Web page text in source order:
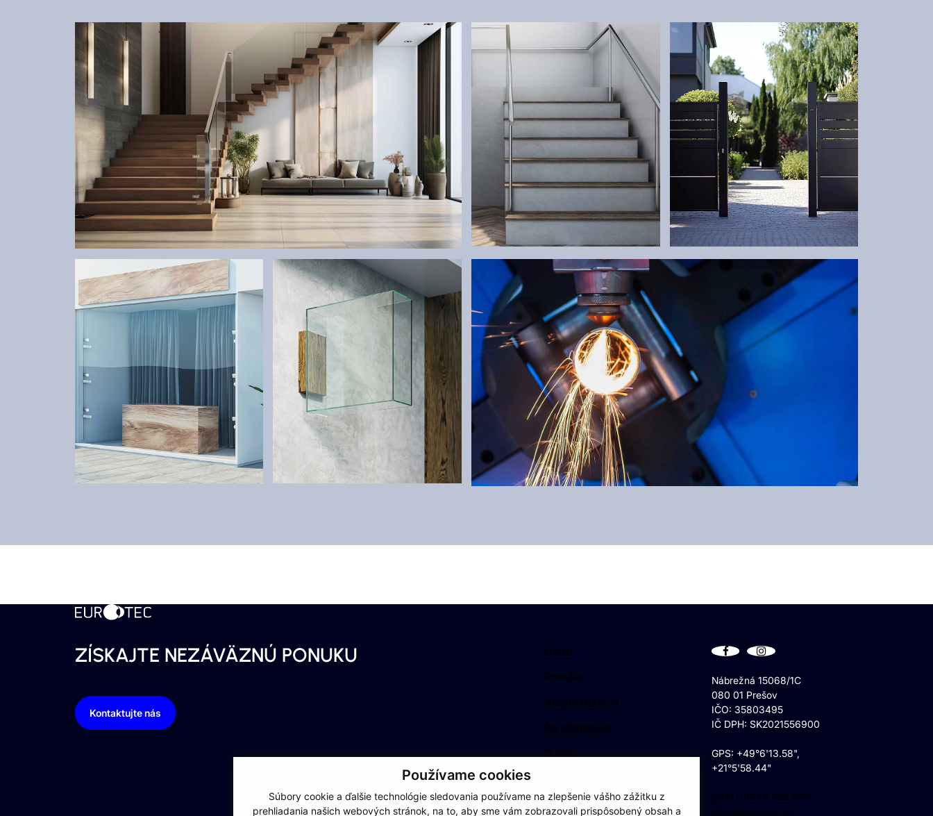
Používame cookies
Súbory cookie a ďalšie technológie sledovania používame na zlepšenie vášho zážitku z
prehliadania našich webových stránok, na to, aby sme vám zobrazovali prispôsobený obsah a
SCHODY
Elegantné a funkčné riešenia pre interiér aj exteriér.
ZÁBRADLIA
Bezpečnosť a dizajn v jednom.
BRÁNY
Robustné a na mieru – podľa
ZÍSKAJTE NEZÁVÄZNÚ PONUKU
Kontaktujte nás
Úvod
Ponuka
Automatizácia
Na stiahnutie
O nás
Nábrežná 15068/1C
080 01 Prešov
IČO: 35803495
IČ DPH: SK2021556900
GPS: +49°6'13.58",
+21°5'58.44"
+421 (0)944 288 879
office@eurotec.sk